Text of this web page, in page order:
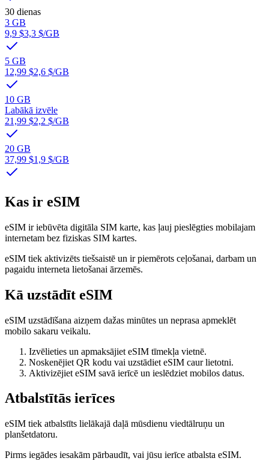
30 dienas
3 GB
9,9 $3,3 $/GB
5 GB
12,99 $2,6 $/GB
10 GB
Labākā izvēle
21,99 $2,2 $/GB
20 GB
37,99 $1,9 $/GB
Kas ir eSIM
eSIM ir iebūvēta digitāla SIM karte, kas ļauj pieslēgties mobilajam
internetam bez fiziskas SIM kartes.
eSIM tiek aktivizēts tiešsaistē un ir piemērots ceļošanai, darbam un
pagaidu interneta lietošanai ārzemēs.
Kā uzstādīt eSIM
eSIM uzstādīšana aizņem dažas minūtes un neprasa apmeklēt
mobilo sakaru veikalu.
Izvēlieties un apmaksājiet eSIM tīmekļa vietnē.
Noskenējiet QR kodu vai uzstādiet eSIM caur lietotni.
Aktivizējiet eSIM savā ierīcē un ieslēdziet mobilos datus.
Atbalstītās ierīces
eSIM tiek atbalstīts lielākajā daļā mūsdienu viedtālruņu un
planšetdatoru.
Pirms iegādes iesakām pārbaudīt, vai jūsu ierīce atbalsta eSIM.